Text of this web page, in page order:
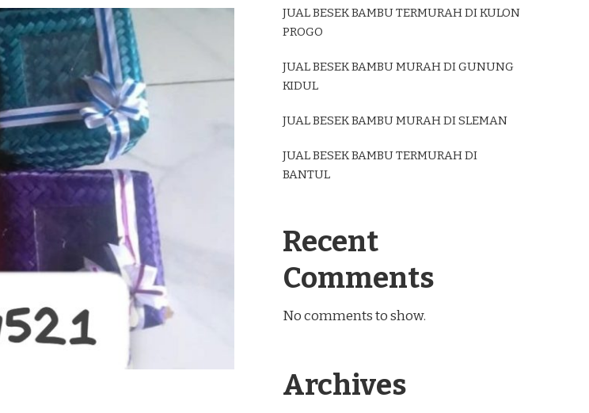
JUAL BESEK BAMBU TERMURAH DI KULON
PROGO
JUAL BESEK BAMBU MURAH DI GUNUNG
KIDUL
JUAL BESEK BAMBU MURAH DI SLEMAN
JUAL BESEK BAMBU TERMURAH DI
BANTUL
Recent
Comments
No comments to show.
Archives